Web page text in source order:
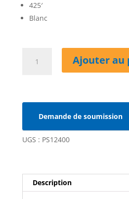
425′
Blanc
BLANC.
Ajouter au
Demande de soumission
UGS : PS12400
Description